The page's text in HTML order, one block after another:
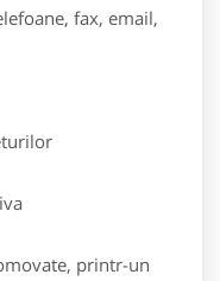
fax, email,
printr-un